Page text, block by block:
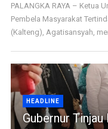
PALANGKA RAYA – Ketua
Pembela Masyarakat
(Kalteng), Agatisansyah,
HEADLINE
Gubernur